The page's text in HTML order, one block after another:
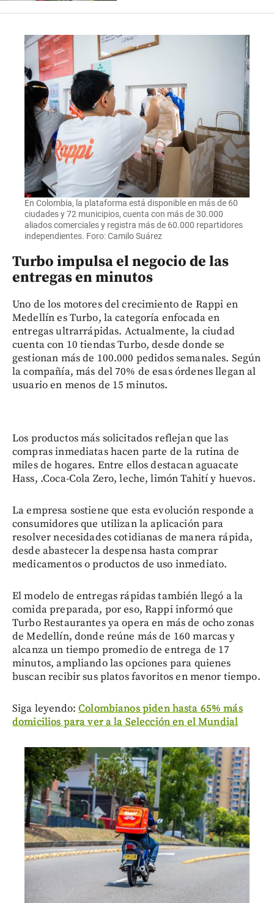
En Colombia, la plataforma está disponible en más de 60
ciudades y 72 municipios, cuenta con más de 30.000
aliados comerciales y registra más de 60.000 repartidores
independientes. Foro: Camilo Suárez
Turbo impulsa el negocio de las
entregas en minutos
Uno de los motores del crecimiento de Rappi en
Medellín es Turbo, la categoría enfocada en
entregas ultrarrápidas. Actualmente, la ciudad
cuenta con 10 tiendas Turbo, desde donde se
gestionan más de 100.000 pedidos semanales. Según
la compañía, más del 70% de esas órdenes llegan al
usuario en menos de 15 minutos.
Los productos más solicitados reflejan que las
compras inmediatas hacen parte de la rutina de
miles de hogares. Entre ellos destacan aguacate
Hass, .Coca-Cola Zero, leche, limón Tahití y huevos.
La empresa sostiene que esta evolución responde a
consumidores que utilizan la aplicación para
resolver necesidades cotidianas de manera rápida,
desde abastecer la despensa hasta comprar
medicamentos o productos de uso inmediato.
El modelo de entregas rápidas también llegó a la
comida preparada, por eso, Rappi informó que
Turbo Restaurantes ya opera en más de ocho zonas
de Medellín, donde reúne más de 160 marcas y
alcanza un tiempo promedio de entrega de 17
minutos, ampliando las opciones para quienes
buscan recibir sus platos favoritos en menor tiempo.
Siga leyendo:Colombianos piden hasta 65% más
domicilios para ver a la Selección en el Mundial